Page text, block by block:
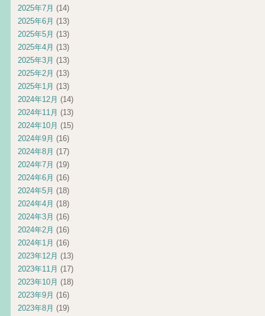
2025年7月 (14)
2025年6月 (13)
2025年5月 (13)
2025年4月 (13)
2025年3月 (13)
2025年2月 (13)
2025年1月 (13)
2024年12月 (14)
2024年11月 (13)
2024年10月 (15)
2024年9月 (16)
2024年8月 (17)
2024年7月 (19)
2024年6月 (16)
2024年5月 (18)
2024年4月 (18)
2024年3月 (16)
2024年2月 (16)
2024年1月 (16)
2023年12月 (13)
2023年11月 (17)
2023年10月 (18)
2023年9月 (16)
2023年8月 (19)